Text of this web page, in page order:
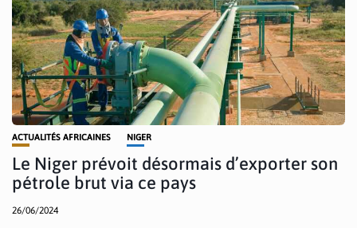
ACTUALITÉS AFRICAINES NIGER
Le Niger prévoit désormais d’exporter son
pétrole brut via ce pays
26/06/2024